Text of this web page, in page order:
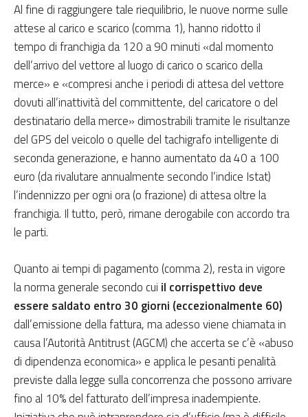
Al fine di raggiungere tale riequilibrio, le nuove norme sulle
attese al carico e scarico (comma 1), hanno ridotto il
tempo di franchigia da 120 a 90 minuti «dal momento
dell’arrivo del vettore al luogo di carico o scarico della
merce» e «compresi anche i periodi di attesa del vettore
dovuti all’inattività del committente, del caricatore o del
destinatario della merce» dimostrabili tramite le risultanze
del GPS del veicolo o quelle del tachigrafo intelligente di
seconda generazione, e hanno aumentato da 40 a 100
euro (da rivalutare annualmente secondo l’indice Istat)
l’indennizzo per ogni ora (o frazione) di attesa oltre la
franchigia. Il tutto, però, rimane derogabile con accordo tra
le parti.
Quanto ai tempi di pagamento (comma 2), resta in vigore
la norma generale secondo cui il corrispettivo deve
essere saldato entro 30 giorni (eccezionalmente 60)
dall’emissione della fattura, ma adesso viene chiamata in
causa l’Autorità Antitrust (AGCM) che accerta se c’è «abuso
di dipendenza economica» e applica le pesanti penalità
previste dalla legge sulla concorrenza che possono arrivare
fino al 10% del fatturato dell’impresa inadempiente.